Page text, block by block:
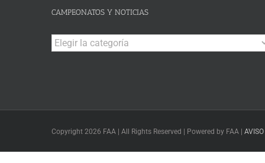
CAMPEONATOS Y NOTICIAS
Campeonatos
y
Copyright 2026 FAA | All Rights Reserved | Powered by FAA |